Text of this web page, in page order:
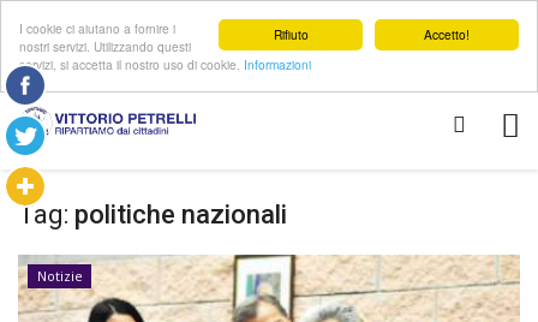
Accetto!
Rifiuto
I cookie ci aiutano a fornire i
nostri servizi. Utilizzando questi
servizi, si accetta il nostro uso di cookie. Informazioni
Tag: politiche nazionali
Notizie